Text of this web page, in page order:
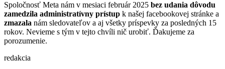
Spoločnosť Meta nám v mesiaci február 2025 bez udania dôvodu
zamedzila administratívny prístup k našej facebookovej stránke a
zmazala nám sledovateľov a aj všetky príspevky za posledných 15
rokov. Nevieme s tým v tejto chvíli nič urobiť. Ďakujeme za
porozumenie.
redakcia